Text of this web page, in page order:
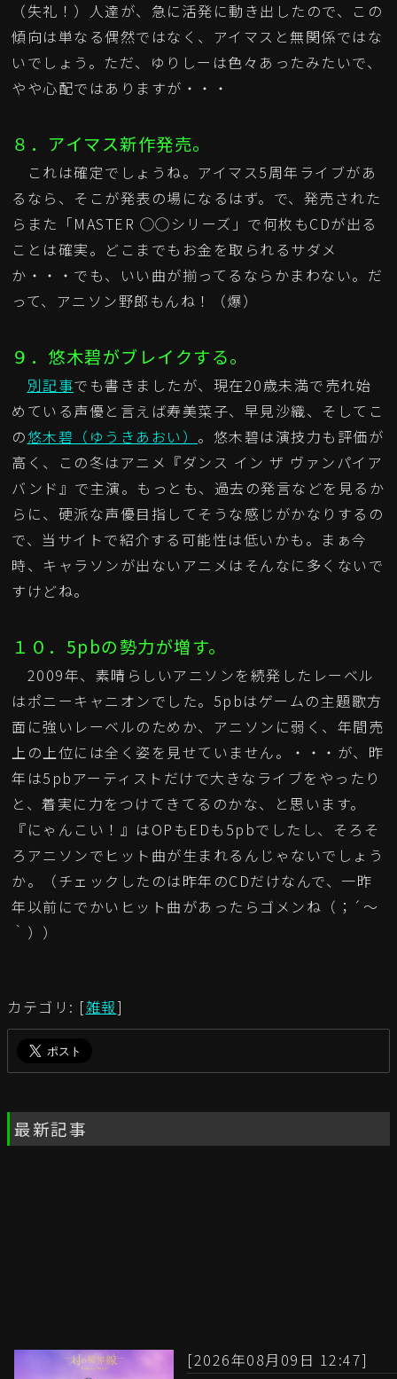
（失礼！）人達が、急に活発に動き出したので、この
傾向は単なる偶然ではなく、アイマスと無関係ではな
いでしょう。ただ、ゆりしーは色々あったみたいで、
やや心配ではありますが・・・
８．アイマス新作発売。
これは確定でしょうね。アイマス5周年ライブがあ
るなら、そこが発表の場になるはず。で、発売された
らまた「MASTER ◯◯シリーズ」で何枚もCDが出る
ことは確実。どこまでもお金を取られるサダメ
か・・・でも、いい曲が揃ってるならかまわない。だ
って、アニソン野郎もんね！（爆）
９．悠木碧がブレイクする。
別記事でも書きましたが、現在20歳未満で売れ始
めている声優と言えば寿美菜子、早見沙織、そしてこ
の悠木碧（ゆうきあおい） 。悠木碧は演技力も評価が
高く、この冬はアニメ『ダンス イン ザ ヴァンパイア
バンド』で主演。もっとも、過去の発言などを見るか
らに、硬派な声優目指してそうな感じがかなりするの
で、当サイトで紹介する可能性は低いかも。まぁ今
時、キャラソンが出ないアニメはそんなに多くないで
すけどね。
１０．5pbの勢力が増す。
2009年、素晴らしいアニソンを続発したレーベル
はポニーキャニオンでした。5pbはゲームの主題歌方
面に強いレーベルのためか、アニソンに弱く、年間売
上の上位には全く姿を見せていません。・・・が、昨
年は5pbアーティストだけで大きなライブをやったり
と、着実に力をつけてきてるのかな、と思います。
『にゃんこい！』はOPもEDも5pbでしたし、そろそ
ろアニソンでヒット曲が生まれるんじゃないでしょう
か。（チェックしたのは昨年のCDだけなんで、一昨
年以前にでかいヒット曲があったらゴメンね（；´～
｀））
カテゴリ: [雑報]
最新記事
[2026年08月09日 12:47]